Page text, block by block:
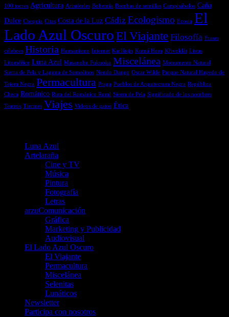
100 torres Agricultura Aristóteles Bohemia Bombas de semillas Campisábalos Caña
Dulce Chequia Citas Costa de la Luz Cádiz Ecologismo Ecosia El
Lado Azul Oscuro El Viajante Filosofía Frases
célebres Historia Humanismo Internet Karlštejn Kutná Hora Křivoklát Listas
Litoměřice Luna Azul Masanobu Fukuoka Miscelánea Monumento Natural
Sierra de Pela y Laguna de Somolinos Nendo Dango Oscar Wilde Parque Natural Hayedo de
Tejera Negra Permacultura Praga Pueblos de Arquitectura Negra República
Checa Románico Ruta del Románico Rural Sierra de Pela Significado de los nombres
Teatros Tiermes Viajes Videos de gatos Ética
Luna Azul
Artelaraña
Cine y TV
Música
Pintura
Fotografía
Letras
arzuComunicación
Gráfica
Marketing y Publicidad
Audiovisual
El Lado Azul Oscuro
El Viajante
Permacultura
Miscelánea
Selenitas
Lunáticos
Newsletter
Participa con nosotros